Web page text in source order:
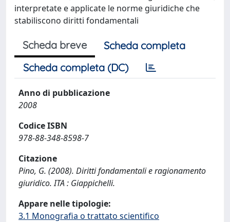
interpretate e applicate le norme giuridiche che
stabiliscono diritti fondamentali
Scheda breve
Scheda completa
Scheda completa (DC)
Anno di pubblicazione
2008
Codice ISBN
978-88-348-8598-7
Citazione
Pino, G. (2008). Diritti fondamentali e ragionamento
giuridico. ITA : Giappichelli.
Appare nelle tipologie:
3.1 Monografia o trattato scientifico